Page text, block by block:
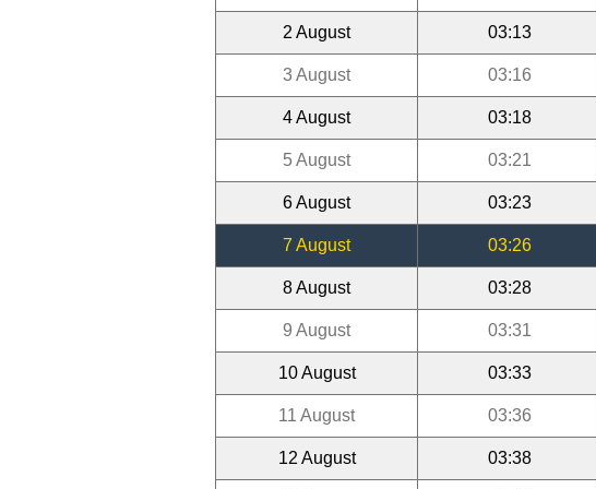
2 August 03:13
3 August 03:16
4 August 03:18
5 August 03:21
6 August 03:23
7 August 03:26
8 August 03:28
9 August 03:31
10 August 03:33
11 August 03:36
12 August 03:38